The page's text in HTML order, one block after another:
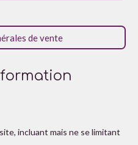
s s
a
t
i
de vente
incluant mais ne se limitant